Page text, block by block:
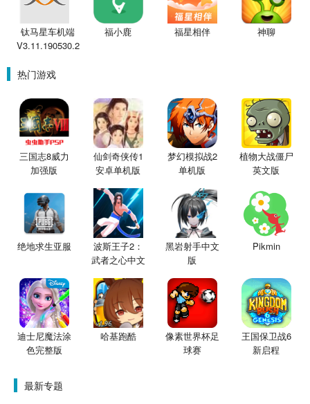
钛马星车机端
V3.11.190530.2
福小鹿 福星相伴 神聊
热门游戏
三国志8威力
加强版
仙剑奇侠传1
安卓单机版
梦幻模拟战2
单机版
植物大战僵尸
英文版
绝地求生亚服
波斯王子2：
武者之心中文
黑岩射手中文
版
Pikmin
迪士尼魔法涂
色完整版
哈基跑酷
像素世界杯足
球赛
王国保卫战6
新启程
最新专题